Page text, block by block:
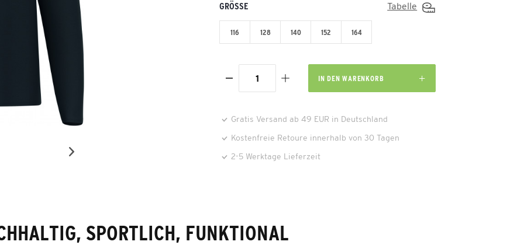
GRÖSSE Tabelle
116 128 140 152 164
IN DEN WARENKORB
Gratis Versand ab 49 EUR in Deutschland
Kostenfreie Retoure innerhalb von 30 Tagen
2-5 Werktage Lieferzeit
SPORTLICH, FUNKTIONAL